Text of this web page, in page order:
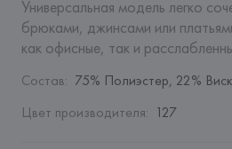
Универсальная модель легко
брюками, джинсами или
как офисные, так и
Состав: 75% Полиэстер, 22%
Цвет производителя: 127